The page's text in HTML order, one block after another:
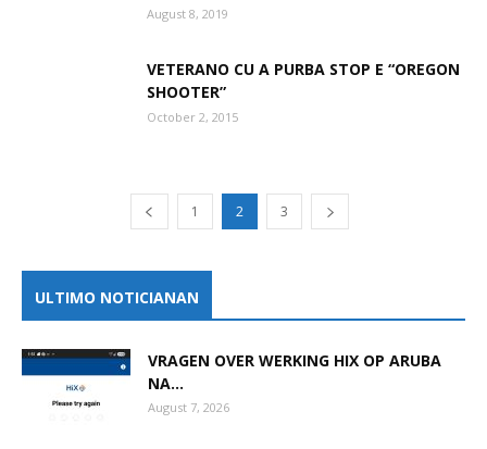
August 8, 2019
VETERANO CU A PURBA STOP E “OREGON
SHOOTER”
October 2, 2015
1 2 3
ULTIMO NOTICIANAN
VRAGEN OVER WERKING HIX OP ARUBA
NA...
August 7, 2026